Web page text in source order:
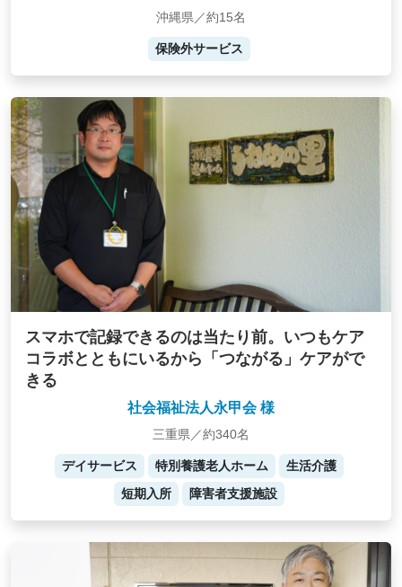
沖縄県／約15名
保険外サービス
スマホで記録できるのは当たり前。いつもケア
コラボとともにいるから「つながる」ケアがで
きる
社会福祉法人永甲会 様
三重県／約340名
デイサービス 特別養護老人ホーム
生活介護
短期入所
障害者支援施設